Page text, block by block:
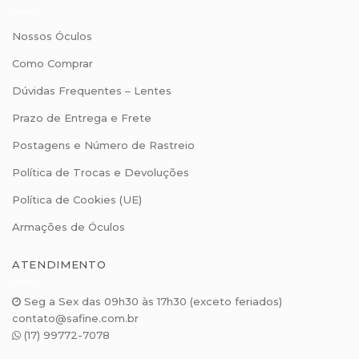
Nossos Óculos
Como Comprar
Dúvidas Frequentes – Lentes
Prazo de Entrega e Frete
Postagens e Número de Rastreio
Política de Trocas e Devoluções
Política de Cookies (UE)
Armações de Óculos
ATENDIMENTO
Seg a Sex das 09h30 às 17h30 (exceto feriados)
contato@safine.com.br
(17) 99772-7078